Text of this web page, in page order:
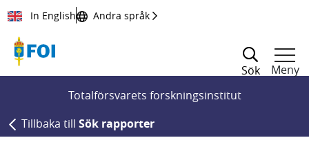
Till innehållet
In English Andra språk
Sök
Meny
Totalförsvarets forskningsinstitut
Tillbaka till Sök rapporter